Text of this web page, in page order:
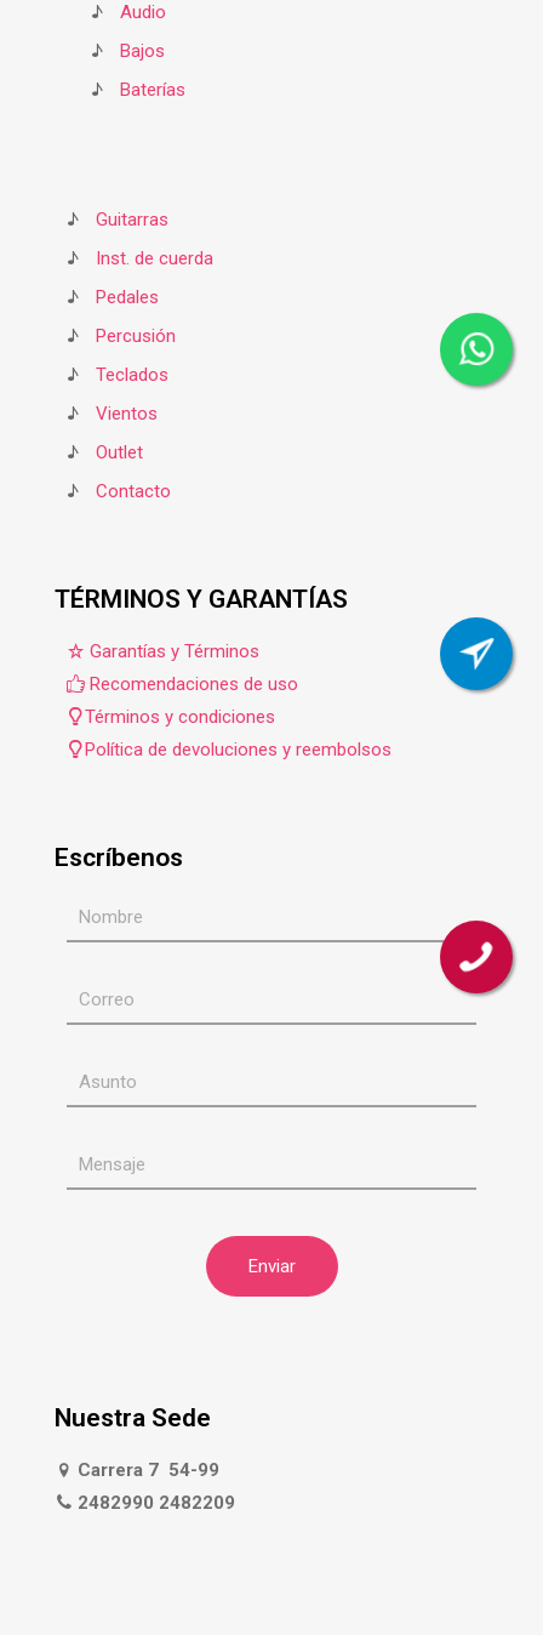
♪
Audio
♪
Bajos
♪
Baterías
♪
Guitarras
♪
Inst. de cuerda
♪
Pedales
♪
Percusión
♪
Teclados
♪
Vientos
♪
Outlet
♪
Contacto
TÉRMINOS Y GARANTÍAS
Garantías y Términos
Recomendaciones de uso
Términos y condiciones
Política de devoluciones y reembolsos
Escríbenos
Nuestra Sede
Carrera 7 54-99
2482990 2482209